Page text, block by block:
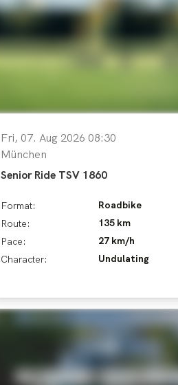
Fri, 07. Aug 2026 08:30
München
Senior Ride TSV 1860
Format:
Roadbike
Route:
135 km
Pace:
27 km/h
Character:
Undulating